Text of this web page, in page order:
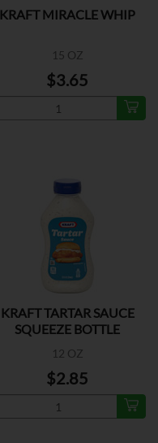
KRAFT MIRACLE WHIP
15 OZ
$3.65
KRAFT TARTAR SAUCE
SQUEEZE BOTTLE
12 OZ
$2.85